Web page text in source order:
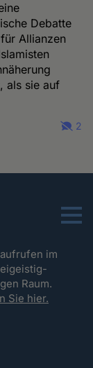
Debatte
Allianzen
als sie auf
2
Menu
im
Raum.
Sie hier.